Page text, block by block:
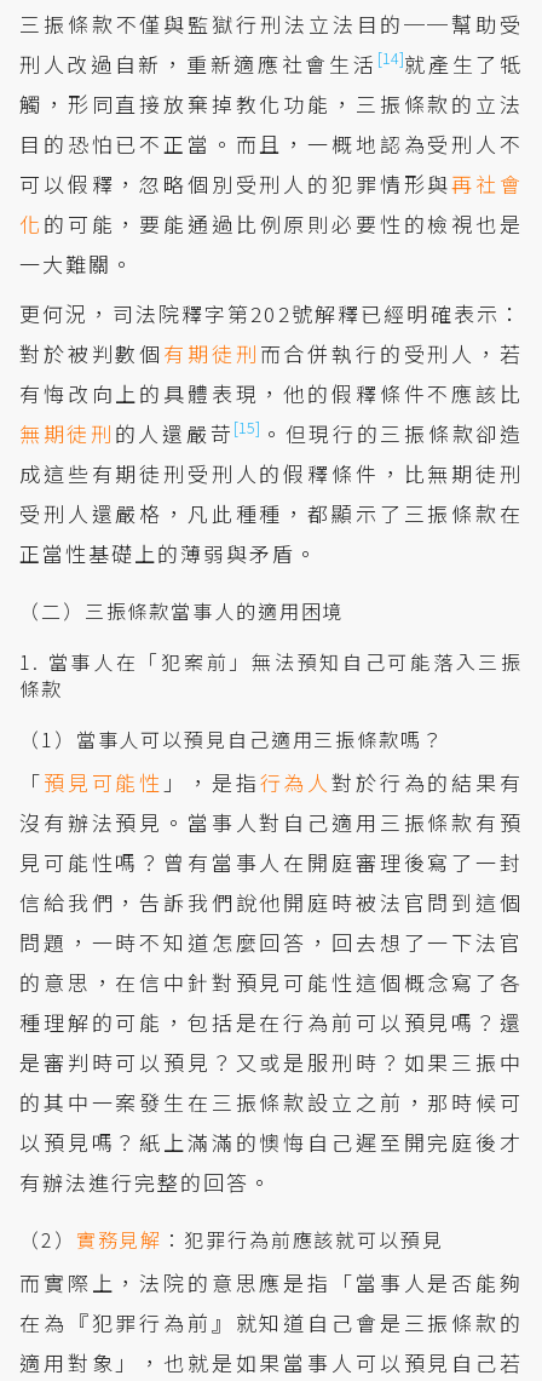
三振條款不僅與監獄行刑法立法目的──幫助受
刑人改過自新，重新適應社會生活 [14]就產生了牴
觸，形同直接放棄掉教化功能，三振條款的立法
目的恐怕已不正當。而且，一概地認為受刑人不
可以假釋，忽略個別受刑人的犯罪情形與再社會
化 的可能，要能通過比例原則必要性的檢視也是
一大難關。
更何況，司法院釋字第202號解釋已經明確表示：
對於被判數個 有期徒刑 而合併執行的受刑人，若
有悔改向上的具體表現，他的假釋條件不應該比
無期徒刑 的人還嚴苛 [15] 。但現行的三振條款卻造
成這些有期徒刑受刑人的假釋條件，比無期徒刑
受刑人還嚴格，凡此種種，都顯示了三振條款在
正當性基礎上的薄弱與矛盾。
（二）三振條款當事人的適用困境
1. 當事人在「犯案前」無法預知自己可能落入三振
條款
（1）當事人可以預見自己適用三振條款嗎？
「預見可能性 」，是指行為人對於行為的結果有
沒有辦法預見。當事人對自己適用三振條款有預
見可能性嗎？曾有當事人在開庭審理後寫了一封
信給我們，告訴我們說他開庭時被法官問到這個
問題，一時不知道怎麼回答，回去想了一下法官
的意思，在信中針對預見可能性這個概念寫了各
種理解的可能，包括是在行為前可以預見嗎？還
是審判時可以預見？又或是服刑時？如果三振中
的其中一案發生在三振條款設立之前，那時候可
以預見嗎？紙上滿滿的懊悔自己遲至開完庭後才
有辦法進行完整的回答。
（2） 實務見解 ：犯罪行為前應該就可以預見
而實際上，法院的意思應是指「當事人是否能夠
在為『犯罪行為前』就知道自己會是三振條款的
適用對象」，也就是如果當事人可以預見自己若